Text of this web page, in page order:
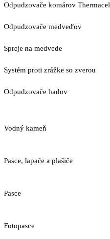
Odpudzovače komárov
Odpudzovače medveďov
Spreje na medvede
Systém proti zrážke so zverou
Odpudzovače hadov
Vodný kameň
Pasce, lapače a plašiče
Pasce
Fotopasce